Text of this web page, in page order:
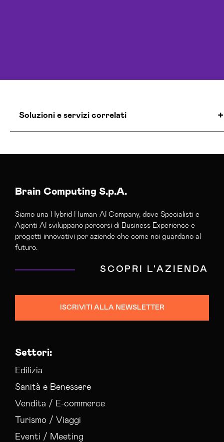
Soluzioni e servizi correlati
Agenzia Posizionamento Seo Arezzo
Agenzia Web Marketing Arezzo
Campagne Adv Social Arezzo
Campagne Advertising Arezzo
Campagne Native Advertising Arezzo
Gestione Campagne Google Ads Arezzo
Gestione Social Media Arezzo
Social Media Advertising Arezzo
Sviluppo Ecommerce Arezzo
Web Agency Arezzo
Brain Computing S.p.A.
Siamo una Hybrid Human-AI Company, dove Specialisti e
Agenti AI sviluppano percorsi di Business Experience e
progetti innovativi per aziende che come noi guardano al
futuro.
SCOPRI L'AZIENDA
ISCRIVITI ALLA NEWSLETTER
Settori:
Edilizia
Sanità e Benessere
Vendita / E-commerce
Turismo / Viaggi
Eventi / Meeting